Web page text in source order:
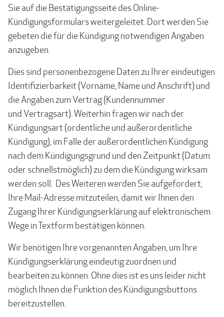
Sie auf die Bestätigungsseite des Online-
Kündigungsformulars weitergeleitet. Dort werden Sie
gebeten die für die Kündigung notwendigen Angaben
anzugeben.
Dies sind personenbezogene Daten zu Ihrer eindeutigen
Identifizierbarkeit (Vorname, Name und Anschrift) und
die Angaben zum Vertrag (Kundennummer
und Vertragsart). Weiterhin fragen wir nach der
Kündigungsart (ordentliche und außerordentliche
Kündigung), im Falle der außerordentlichen Kündigung
nach dem Kündigungsgrund und den Zeitpunkt (Datum
oder schnellstmöglich) zu dem die Kündigung wirksam
werden soll. Des Weiteren werden Sie aufgefordert,
Ihre Mail-Adresse mitzuteilen, damit wir Ihnen den
Zugang Ihrer Kündigungserklärung auf elektronischem
Wege in Textform bestätigen können.
Wir benötigen Ihre vorgenannten Angaben, um Ihre
Kündigungserklärung eindeutig zuordnen und
bearbeiten zu können. Ohne dies ist es uns leider nicht
möglich Ihnen die Funktion des Kündigungsbuttons
bereitzustellen.